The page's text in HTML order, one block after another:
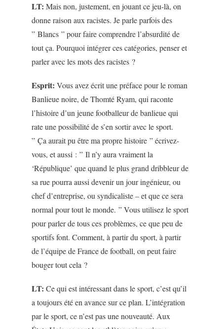
LT: Mais non, justement, en jouant ce jeu-là, on
donne raison aux racistes. Je parle parfois des
” Blancs ” pour faire comprendre l’absurdité de
tout ça. Pourquoi intégrer ces catégories, penser et
parler avec les mots des racistes ?
Esprit: Vous avez écrit une préface pour le roman
Banlieue noire, de Thomté Ryam, qui raconte
l’histoire d’un jeune footballeur de banlieue qui
rate une possibilité de s’en sortir avec le sport.
” Ça aurait pu être ma propre histoire ” écrivez-
vous, et aussi : ” Il n’y aura vraiment la
‘République’ que quand le plus grand dribbleur de
sa rue pourra aussi devenir un jour ingénieur, ou
chef d’entreprise, ou syndicaliste – et que ce sera
normal pour tout le monde. ” Vous utilisez le sport
pour parler de tous ces problèmes, ce que peu de
sportifs font. Comment, à partir du sport, à partir
de l’équipe de France de football, on peut faire
bouger tout cela ?
LT: Ce qui est intéressant dans le sport, c’est qu’il
a toujours été en avance sur ce plan. L’intégration
par le sport, ce n’est pas une nouveauté. Aux